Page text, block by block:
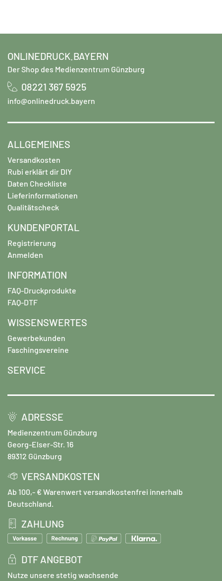
ONLINEDRUCK.BAYERN
Der Shop des Medienzentrum Günzburg
08221 367 5925
info@onlinedruck.bayern
ALLGEMEINES
Versandkosten
Rubi erklärt dir DIY
Daten Checkliste
Lieferinformationen
Qualitätscheck
KUNDENPORTAL
Registrierung
Anmelden
INFORMATION
FAQ-Druckprodukte
FAQ-DTF
WISSENSWERTES
Gewerbekunden
Faschingsvereine
SERVICE
ADRESSE
Medienzentrum Günzburg
Georg-Elser-Str. 16
89312 Günzburg
VERSANDKOSTEN
Ab 100,- € Warenwert versandkostenfrei innerhalb
Deutschland.
ZAHLUNG
DTF ANGEBOT
Nutze unsere stetig wachsende